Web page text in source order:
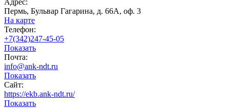
Пермь, Бульвар Гагарина, д. 66А, оф. 3
На карте
Телефон:
+7(342)247-45-05
Показать
Почта:
info@ank-ndt.ru
Показать
Сайт:
https://ekb.ank-ndt.ru/
Показать